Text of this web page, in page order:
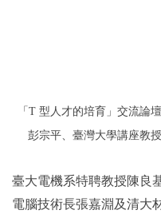
「T 型人才的培育」交流論
彭宗平 、臺灣大學講座教
臺大電機系特聘教授陳良
電腦技術長張嘉淵及清大